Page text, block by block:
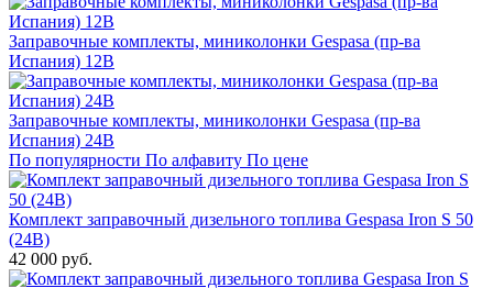
Заправочные комплекты, миниколонки Gespasa (пр-ва
Испания) 12В
Заправочные комплекты, миниколонки Gespasa (пр-ва
Испания) 24В
По популярности По алфавиту По цене
Комплект заправочный дизельного топлива Gespasa Iron S 50
(24В)
42 000 руб.